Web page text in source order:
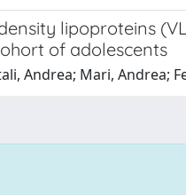
lipoproteins
of adolescents
Andrea; Mari, Andrea;